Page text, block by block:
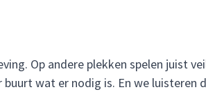
Op andere plekken spelen juist
wat er nodig is. En we luisteren